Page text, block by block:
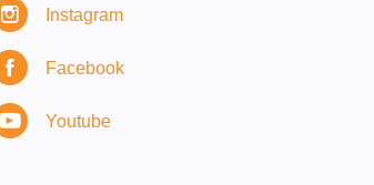
Instagram
Facebook
Youtube